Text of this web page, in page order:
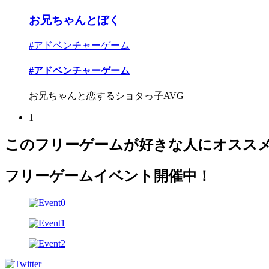
お兄ちゃんとぼく
#アドベンチャーゲーム
#アドベンチャーゲーム
お兄ちゃんと恋するショタっ子AVG
1
このフリーゲームが好きな人にオスス
フリーゲームイベント開催中！